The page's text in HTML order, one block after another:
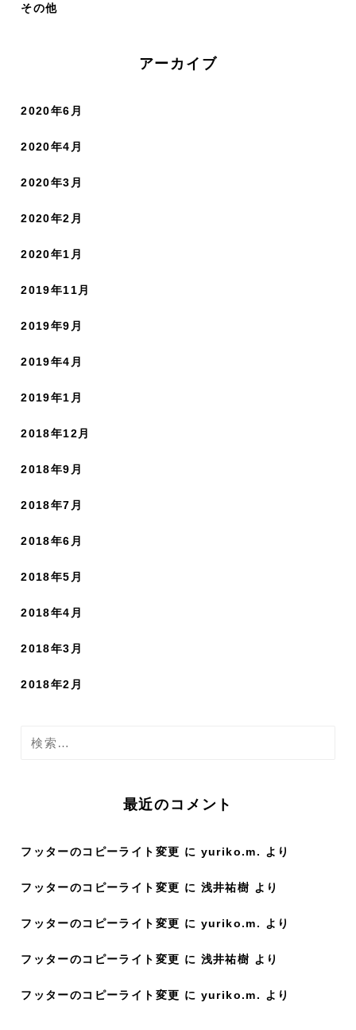
その他
アーカイブ
2020年6月
2020年4月
2020年3月
2020年2月
2020年1月
2019年11月
2019年9月
2019年4月
2019年1月
2018年12月
2018年9月
2018年7月
2018年6月
2018年5月
2018年4月
2018年3月
2018年2月
検
最近のコメント
フッターのコピーライト変更 に yuriko.m. より
フッターのコピーライト変更 に 浅井祐樹 より
フッターのコピーライト変更 に yuriko.m. より
フッターのコピーライト変更 に 浅井祐樹 より
フッターのコピーライト変更 に yuriko.m. より